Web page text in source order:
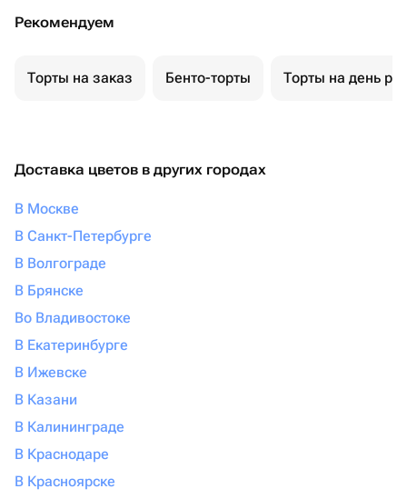
Рекомендуем
Торты на заказ Бенто-торты Торты на день
Доставка цветов в других городах
В Москве
В Санкт-Петербурге
В Волгограде
В Брянске
Во Владивостоке
В Екатеринбурге
В Ижевске
В Казани
В Калининграде
В Краснодаре
В Красноярске